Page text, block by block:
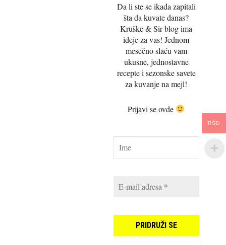
Da li ste se ikada zapitali
šta da kuvate danas?
Kruške & Sir blog ima
ideje za vas! Jednom
mesečno slaću vam
ukusne, jednostavne
recepte i sezonske savete
za kuvanje na mejl!
Prijavi se ovde
RSD